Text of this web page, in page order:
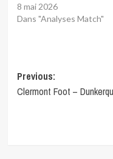
8 mai 2026
Dans "Analyses Match"
Post
navigation
Previous:
Clermont Foot –